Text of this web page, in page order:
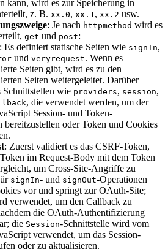
kann, wird es zur Speicherung in
z. B. xx.0, xx.1, xx.2 usw.
: Je nach httpmethod wird es
get und post:
: Es definiert statische Seiten wie signIn,
und veryrequest. Wenn es
Seiten gibt, wird es zu den
Seiten weitergeleitet. Darüber
Schnittstellen wie providers, session,
, die verwendet werden, um der
Session- und Token-
bereitzustellen oder Token und Cookies
: Zuerst validiert es das CSRF-Token,
im Request-Body mit dem Token
um Cross-Site-Angriffe zu
signIn- und signOut-Operationen
vor und springt zur OAuth-Site;
verwendet, um den Callback zu
die OAuth-Authentifizierung
die Session-Schnittstelle wird vom
verwendet, um das Session-
oder zu aktualisieren.